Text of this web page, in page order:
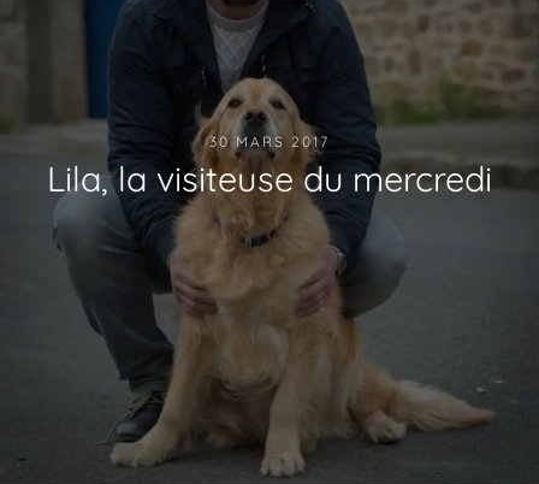
30 MARS 2017
Lila, la visiteuse du mercredi